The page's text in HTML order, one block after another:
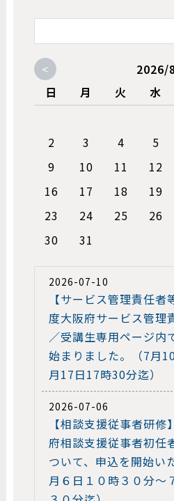
<
2026/8
日
月 火 水
2
3 4 5
9
10 11 12
16
17 18 19
23
24 25 26
30
31
2026-07-10
【サービス管理責任
度大阪府サービス管理
／受講生専用ページ内
始まりました。（7月
月17日17時30分迄）
2026-07-06
【相談支援従事者研
府相談支援従事者初任
ついて、申込を開始い
月６日１０時３０分～